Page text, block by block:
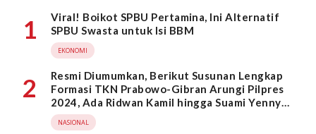
1
Viral! Boikot SPBU Pertamina, Ini Alternatif
SPBU Swasta untuk Isi BBM
EKONOMI
2
Resmi Diumumkan, Berikut Susunan Lengkap
Formasi TKN Prabowo-Gibran Arungi Pilpres
2024, Ada Ridwan Kamil hingga Suami Yenny
Wahid
NASIONAL